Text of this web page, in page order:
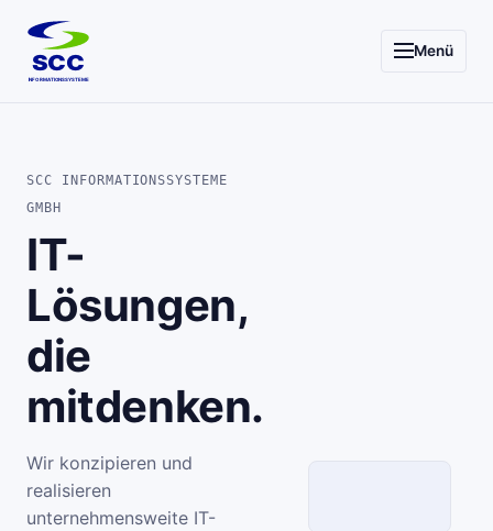
SCC
INFORMATIONSSYSTEME
Menü
SCC INFORMATIONSSYSTEME
GMBH
IT-
Lösungen,
die
mitdenken.
Wir konzipieren und
realisieren
unternehmensweite IT-